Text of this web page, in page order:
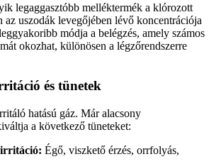
legaggasztóbb melléktermék a klórozott
az uszodák levegőjében lévő koncentrációja
módja a belégzés, amely számos
okozhat, különösen a légzőrendszerre
és tünetek
hatású gáz. Már alacsony
a következő tüneteket:
Égő, viszkető érzés, orrfolyás,